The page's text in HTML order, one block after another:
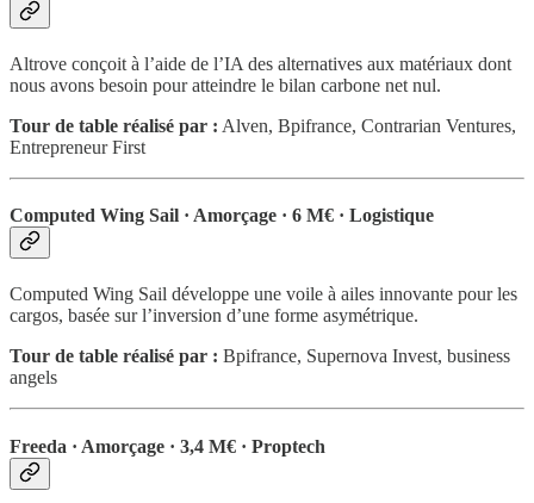
Altrove conçoit à l’aide de l’IA des alternatives aux matériaux dont
nous avons besoin pour atteindre le bilan carbone net nul.
Tour de table réalisé par : Alven, Bpifrance, Contrarian Ventures,
Entrepreneur First
Computed Wing Sail · Amorçage · 6 M€ · Logistique
Computed Wing Sail développe une voile à ailes innovante pour les
cargos, basée sur l’inversion d’une forme asymétrique.
Tour de table réalisé par : Bpifrance, Supernova Invest, business
angels
Freeda · Amorçage · 3,4 M€ · Proptech